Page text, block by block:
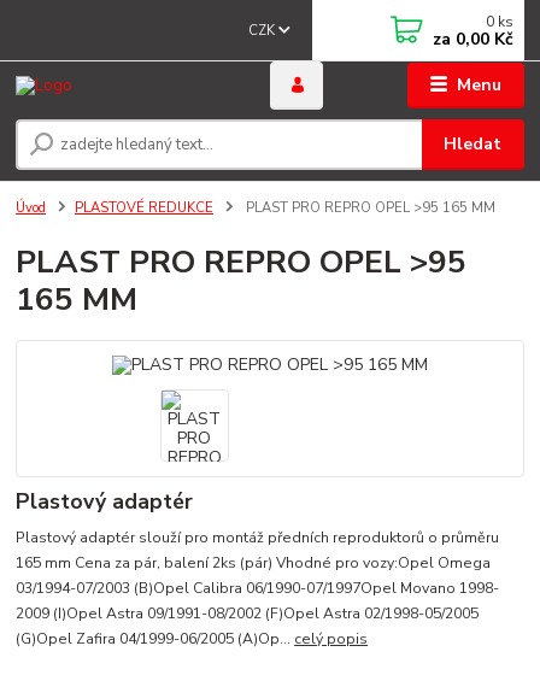
Menu
CZK
Hledat
0 ks
za 0,00 Kč
Úvod PLASTOVÉ REDUKCE PLAST PRO REPRO OPEL >95 165 MM
PLAST PRO REPRO OPEL >95
165 MM
Plastový adaptér
Plastový adaptér slouží pro montáž předních reproduktorů o průměru
165 mm Cena za pár, balení 2ks (pár) Vhodné pro vozy:Opel Omega
03/1994-07/2003 (B)Opel Calibra 06/1990-07/1997Opel Movano 1998-
2009 (I)Opel Astra 09/1991-08/2002 (F)Opel Astra 02/1998-05/2005
(G)Opel Zafira 04/1999-06/2005 (A)Op... celý popis